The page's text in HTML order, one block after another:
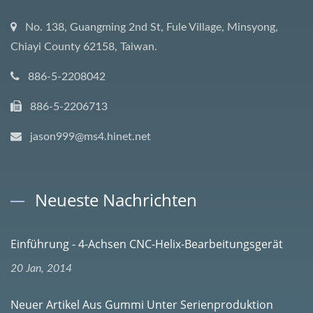
No. 138, Guangming 2nd St, Fule Village, Minsyong,
Chiayi County 62158, Taiwan.
886-5-2208042
886-5-2206713
jason999@ms4.hinet.net
Neueste Nachrichten
Einführung - 4-Achsen CNC-Helix-Bearbeitungsgerät
20 Jan, 2014
Neuer Artikel Aus Gummi Unter Serienproduktion